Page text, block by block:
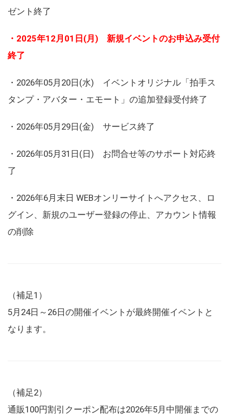
ゼント終了
・2025年12月01日(月) 新規イベントのお申込み受付
終了
・2026年05月20日(水) イベントオリジナル「拍手ス
タンプ・アバター・エモート」の追加登録受付終了
・2026年05月29日(金) サービス終了
・2026年05月31日(日) お問合せ等のサポート対応終
了
・2026年6月末日 WEBオンリーサイトへアクセス、ロ
グイン、新規のユーザー登録の停止、アカウント情報
の削除
（補足1）
5月24日～26日の開催イベントが最終開催イベントと
なります。
（補足2）
通販100円割引クーポン配布は2026年5月中開催までの